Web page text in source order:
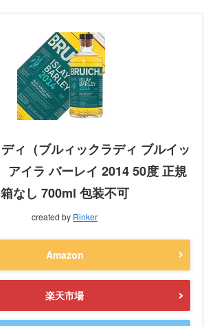
ィ（ブルィックラディ ブルイッ
アイラ バーレイ 2014 50度 正規
箱なし 700ml 包装不可
created by Rinker
Amazon
楽天市場